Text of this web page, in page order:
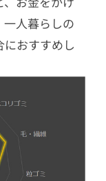
人暮らしの
おすすめし